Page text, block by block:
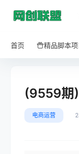
首页 精品脚本项
(9559期
电商运营